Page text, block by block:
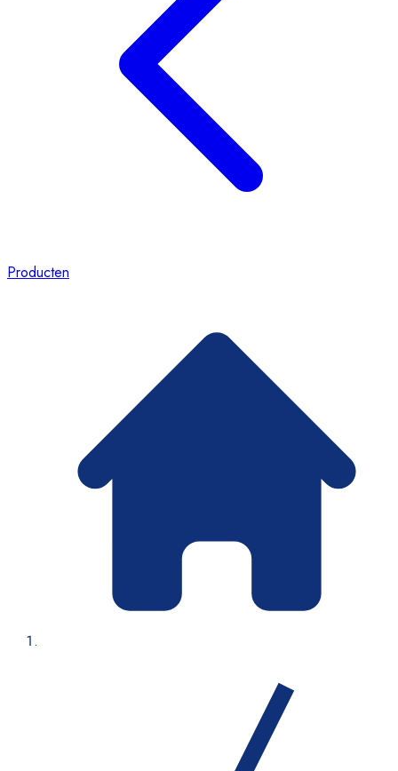
Producten